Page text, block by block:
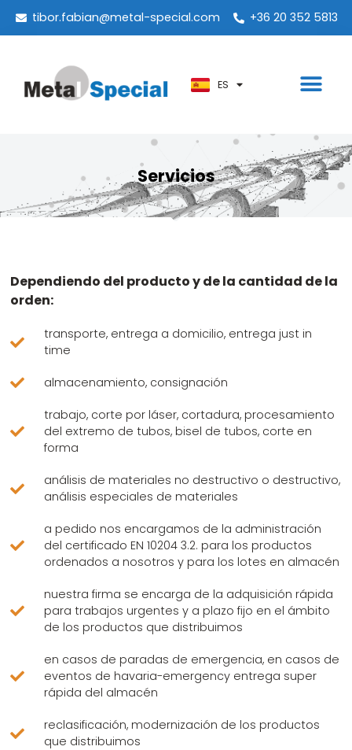
tibor.fabian@metal-special.com +36 20 352 5813
ES
PT
KO
AR
Servicios
Dependiendo del producto y de la cantidad de la
orden:
transporte, entrega a domicilio, entrega just in
time
almacenamiento, consignación
trabajo, corte por láser, cortadura, procesamiento
del extremo de tubos, bisel de tubos, corte en
forma
análisis de materiales no destructivo o destructivo,
análisis especiales de materiales
a pedido nos encargamos de la administración
del certificado EN 10204 3.2. para los productos
ordenados a nosotros y para los lotes en almacén
nuestra firma se encarga de la adquisición rápida
para trabajos urgentes y a plazo fijo en el ámbito
de los productos que distribuimos
en casos de paradas de emergencia, en casos de
eventos de havaria-emergency entrega super
rápida del almacén
reclasificación, modernización de los productos
que distribuimos